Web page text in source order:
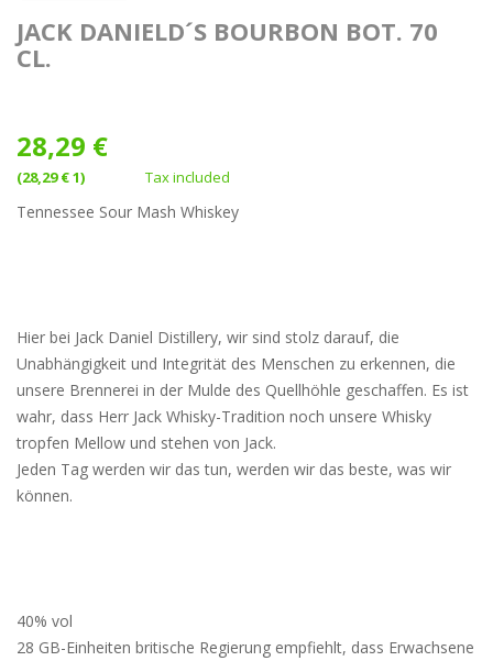
JACK DANIELD´S BOURBON BOT. 70
CL.
28,29 €
(28,29 € 1) Tax included
Tennessee Sour Mash Whiskey
Hier bei Jack Daniel Distillery, wir sind stolz darauf, die
Unabhängigkeit und Integrität des Menschen zu erkennen, die
unsere Brennerei in der Mulde des Quellhöhle geschaffen. Es ist
wahr, dass Herr Jack Whisky-Tradition noch unsere Whisky
tropfen Mellow und stehen von Jack.
Jeden Tag werden wir das tun, werden wir das beste, was wir
können.
40% vol
28 GB-Einheiten britische Regierung empfiehlt, dass Erwachsene